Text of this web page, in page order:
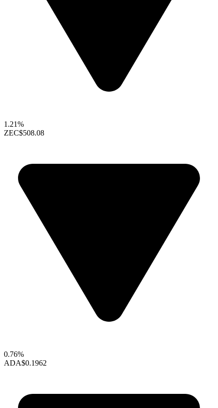
1.21%
ZEC$508.08
0.76%
ADA$0.1962